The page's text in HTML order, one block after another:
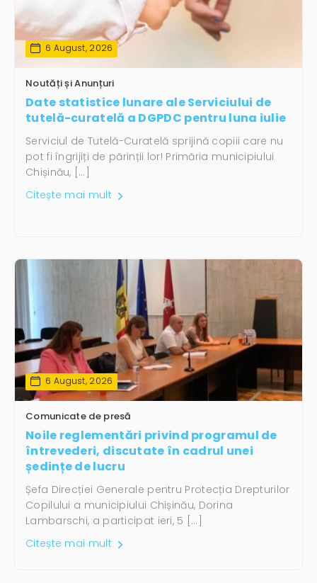
6 August, 2026
Noutăți și Anunțuri
Date statistice lunare ale Serviciului de
tutelă-curatelă a DGPDC pentru luna iulie
Serviciul de Tutelă-Curatelă sprijină copiii care nu
pot fi îngrijiți de părinții lor! Primăria municipiului
Chișinău, […]
Citește mai mult
6 August, 2026
Comunicate de presă
Noile reglementări privind programul de
întrevederi, discutate în cadrul unei
ședințe de lucru
Șefa Direcției Generale pentru Protecția Drepturilor
Copilului a municipiului Chișinău, Dorina
Lambarschi, a participat ieri, 5 […]
Citește mai mult